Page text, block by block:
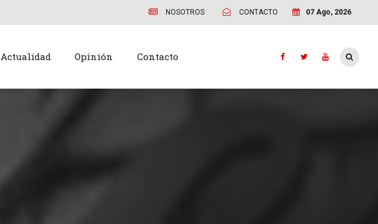
NOSOTROS CONTACTO 07 Ago, 2026
Actualidad Opinión Contacto